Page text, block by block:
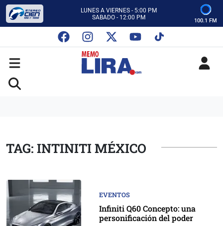
LUNES A VIERNES - 5:00 PM
SABADO - 12:00 PM
CON MEMO LIRA Y SU EQUIPO
LUNES A VIERNES - 5:00 PM
SABADO - 12:00 PM
100.1 FM
TAG: INTINITI MÉXICO
EVENTOS
Infiniti Q60 Concepto: una
personificación del poder